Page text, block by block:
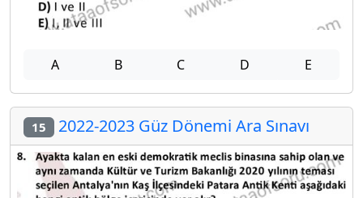
A B C D E
15 2022-2023 Güz Dönemi Ara Sınavı